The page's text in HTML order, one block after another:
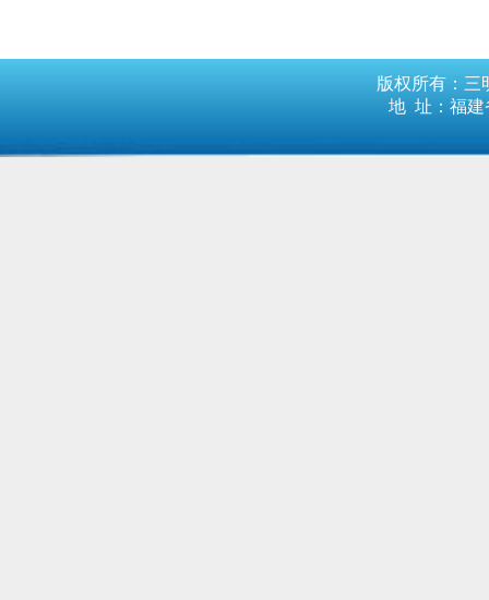
版权所有：三
地 址：福建